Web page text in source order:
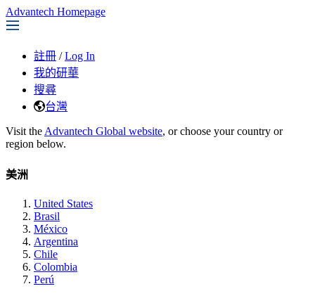
Advantech Homepage
註冊 / Log In
我的研華
搜尋
台灣
Visit the Advantech Global website, or choose your country or
region below.
美洲
United States
Brasil
México
Argentina
Chile
Colombia
Perú